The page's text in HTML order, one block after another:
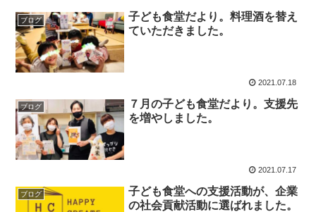
ブログ
子ども食堂だより。料理酒を替え
ていただきました。
2021.07.18
ブログ
７月の子ども食堂だより。支援先
を増やしました。
2021.07.17
ブログ
子ども食堂への支援活動が、企業
の社会貢献活動に選ばれました。